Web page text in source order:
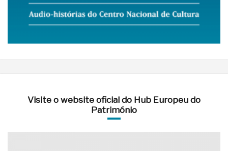
Visite o website oficial do Hub Europeu do
Património